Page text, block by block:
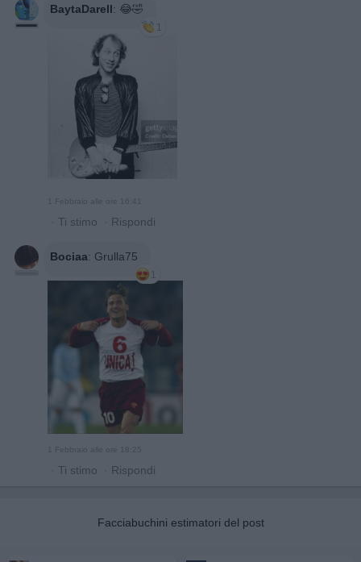
BaytaDarell: 😂🤣
1
1 Febbraio alle ore 16:41
· Ti stimo · Rispondi
Bociaa: Grulla75
1
1 Febbraio alle ore 18:25
· Ti stimo · Rispondi
Facciabuchini estimatori del post